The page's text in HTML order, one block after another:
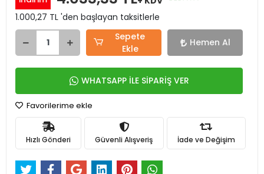
1.000,27 TL 'den başlayan taksitlerle
Sepete
Ekle
Hemen Al
WHATSAPP İLE SİPARİŞ VER
Favorilerime ekle
Hızlı Gönderi Güvenli Alışveriş İade ve Değişim